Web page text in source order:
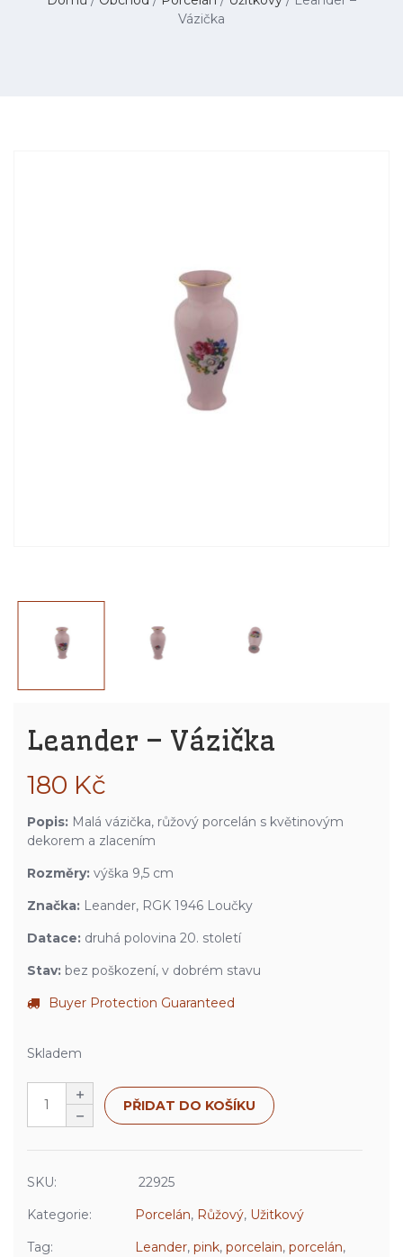
Vázička
Leander – Vázička
180 Kč
Popis: Malá vázička, růžový porcelán s květinovým
dekorem a zlacením
Rozměry: výška 9,5 cm
Značka: Leander, RGK 1946 Loučky
Datace: druhá polovina 20. století
Stav: bez poškození, v dobrém stavu
Buyer Protection Guaranteed
Skladem
PŘIDAT DO KOŠÍKU
SKU:
22925
Kategorie:
Porcelán, Růžový, Užitkový
Tag:
Leander, pink, porcelain, porcelán,